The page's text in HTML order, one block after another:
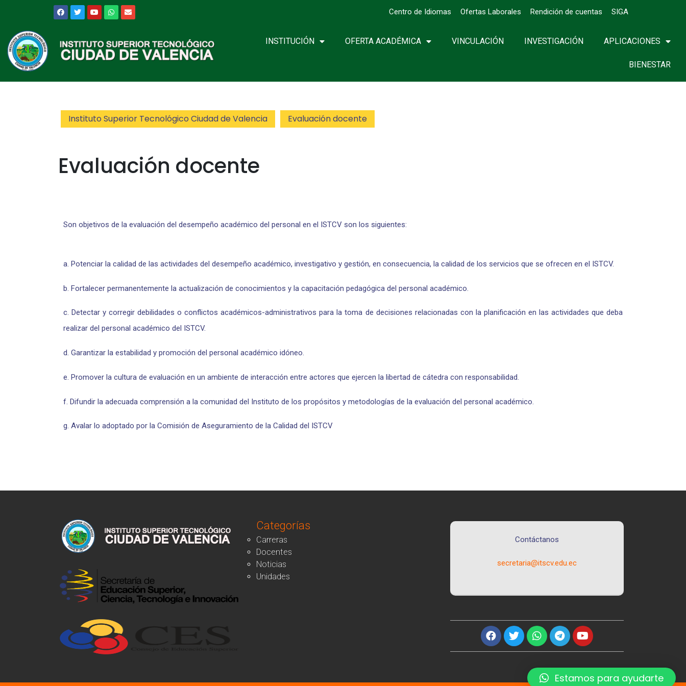
Centro de Idiomas Ofertas Laborales Rendición de cuentas SIGA
INSTITUCIÓN OFERTA ACADÉMICA VINCULACIÓN INVESTIGACIÓN APLICACIONES
BIENESTAR
Instituto Superior Tecnológico Ciudad de Valencia Evaluación docente
Evaluación docente
Son objetivos de la evaluación del desempeño académico del personal en el ISTCV son los siguientes:
a. Potenciar la calidad de las actividades del desempeño académico, investigativo y gestión, en consecuencia, la calidad de los servicios que se ofrecen en el ISTCV.
b. Fortalecer permanentemente la actualización de conocimientos y la capacitación pedagógica del personal académico.
c. Detectar y corregir debilidades o conflictos académicos-administrativos para la toma de decisiones relacionadas con la planificación en las actividades que deba
realizar del personal académico del ISTCV.
d. Garantizar la estabilidad y promoción del personal académico idóneo.
e. Promover la cultura de evaluación en un ambiente de interacción entre actores que ejercen la libertad de cátedra con responsabilidad.
f. Difundir la adecuada comprensión a la comunidad del Instituto de los propósitos y metodologías de la evaluación del personal académico.
g. Avalar lo adoptado por la Comisión de Aseguramiento de la Calidad del ISTCV
Categorías
Carreras
Docentes
Noticias
Unidades
Contáctanos
secretaria@itscv.edu.ec
Estamos para ayudarte